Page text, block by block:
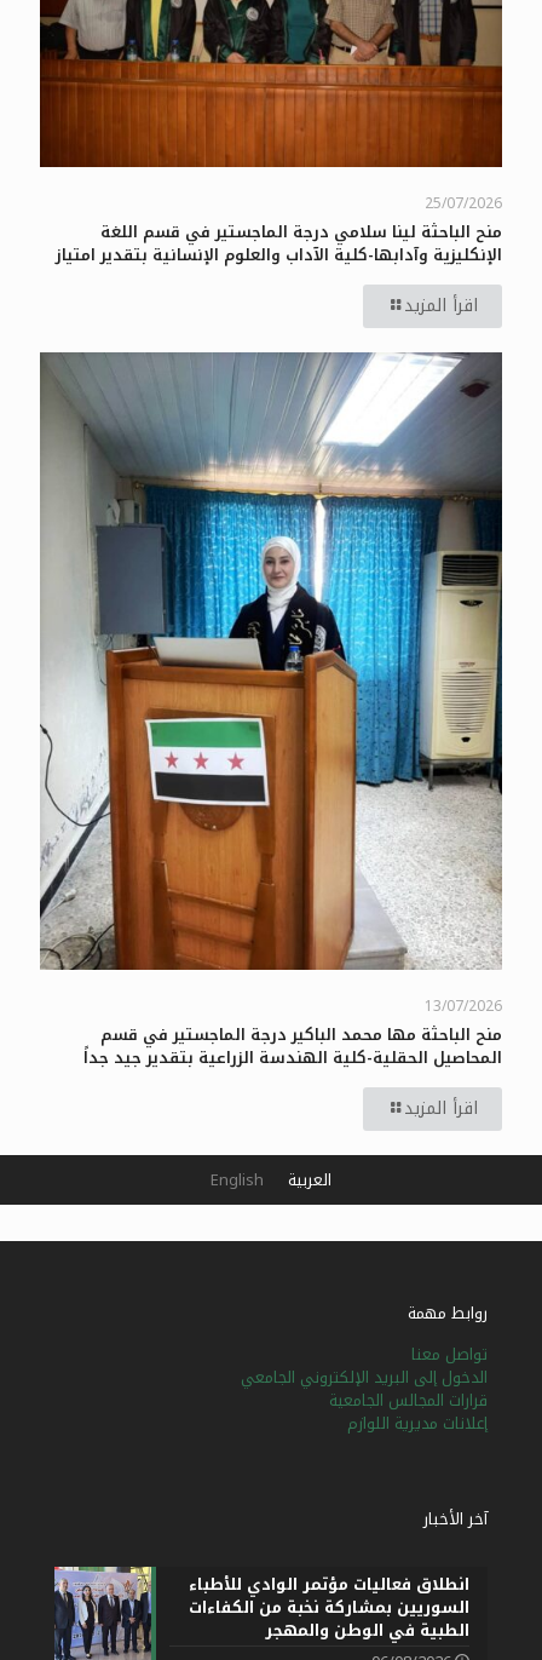
25/07/2026
منح الباحثة لينا سلامي درجة الماجستير في قسم اللغة
الإنكليزية وآدابها-كلية الآداب والعلوم الإنسانية بتقدير امتياز
اقرأ المزيد
13/07/2026
منح الباحثة مها محمد الباكير درجة الماجستير في قسم
المحاصيل الحقلية-كلية الهندسة الزراعية بتقدير جيد جداً
اقرأ المزيد
روابط مهمة
تواصل معنا
الدخول إلى البريد الإلكتروني الجامعي
قرارات المجالس الجامعية
إعلانات مديرية اللوازم
آخر الأخبار
انطلاق فعاليات مؤتمر الوادي للأطباء
السوريين بمشاركة نخبة من الكفاءات
الطبية في الوطن والمهجر
العربية English